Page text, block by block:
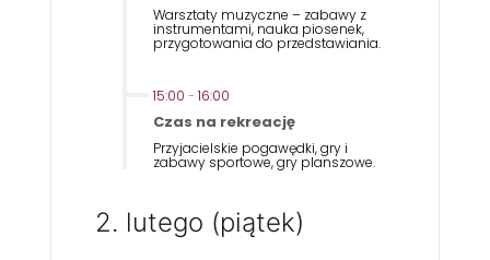
Warsztaty muzyczne – zabawy z
instrumentami, nauka piosenek,
przygotowania do przedstawiania.
15:00 - 16:00
Czas na rekreację
Przyjacielskie pogawędki, gry i
zabawy sportowe, gry planszowe.
2. lutego (piątek)